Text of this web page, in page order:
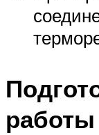
работы